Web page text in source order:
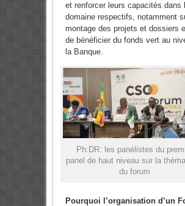
et renforcer leurs capacités dans
domaine respectifs, notamment
montage des projets et dossiers
de bénéficier du fonds vert au
la Banque.
Ph:DR: les panélistes du
panel de haut niveau sur la
du forum
Pourquoi l’organisation d’un